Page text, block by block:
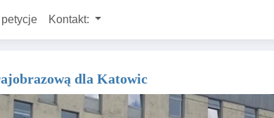
Kontakt:
dla Katowic